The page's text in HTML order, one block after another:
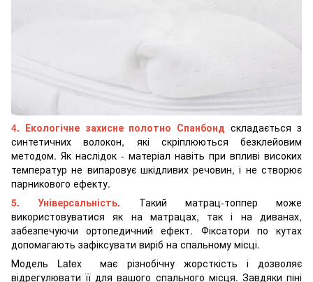
4. Екологічне захисне полотно Спанбондскладається з
синтетичних волокон, які скріплюються безклейовим
методом. Як наслідок - матеріал навіть при впливі високих
температур не випаровує шкідливих речовин, і не створює
парникового ефекту.
5. Універсальність. Такий матрац-топпер може
використовуватися як на матрацах, так і на диванах,
забезпечуючи ортопедичний ефект. Фіксатори по кутах
допомагають зафіксувати виріб на спальному місці.
Модель Latex має різнобічну жорсткість і дозволяє
відрегулювати її для вашого спального місця. Завдяки піні